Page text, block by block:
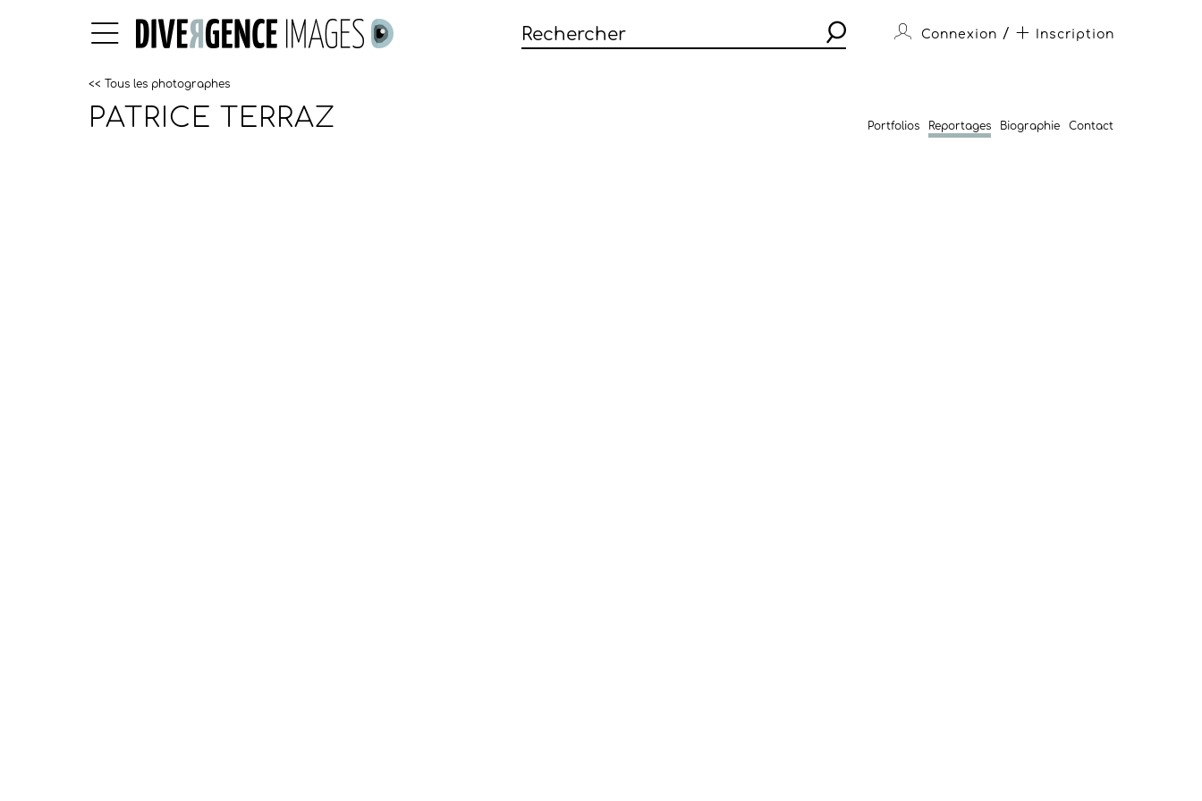
Connexion / Inscription
<< Tous les photographes
PATRICE TERRAZ Portfolios Reportages Biographie Contact